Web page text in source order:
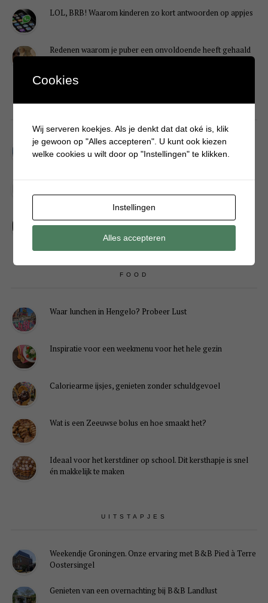
LOL, BRB! Waarom kinderen zo kort antwoorden op appjes
Redenen waarom je puber een onvoldoende heeft gehaald
Simpele DIY: Maak een geurroos van watten
Kerstengel maken van een houten wasknijper
Sneeuwpopkrans maken om bij de voordeur te hangen
FOOD
Waar lunchen in Hengelo? Probeer Lust
Inspiratie voor een weekmenu voor het hele gezin
Caloriearme ijsjes, genieten zonder schuldgevoel
Wat is een Zeeuwse bolus en hoe smaakt het?
Ideaal voor het kerstdiner op school. Dit kersthapje is snel
én makkelijk te maken
UITSTAPJES
Weekendje Groningen. Onze ervaring met B&B Pied à Terre
Oostersingel
Genieten van een overnachting bij B&B Landlust
Cookies
Wij serveren koekjes. Als je denkt dat dat oké is, klik
je gewoon op "Alles accepteren". U kunt ook kiezen
welke cookies u wilt door op "Instellingen" te klikken.
Instellingen
Alles accepteren